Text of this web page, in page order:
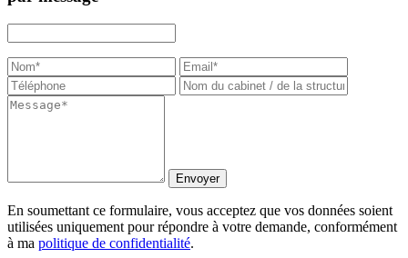
Envoyer
En soumettant ce formulaire, vous acceptez que vos données soient
utilisées uniquement pour répondre à votre demande, conformément
à ma politique de confidentialité.